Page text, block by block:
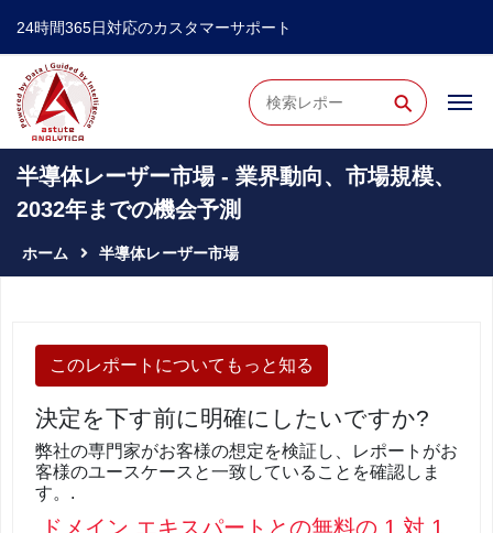
24時間365日対応のカスタマーサポート
⚲
半導体レーザー市場 - 業界動向、市場規模、
2032年までの機会予測
ホーム 半導体レーザー市場
このレポートについてもっと知る
決定を下す前に明確にしたいですか?
弊社の専門家がお客様の想定を検証し、レポートがお
客様のユースケースと一致していることを確認しま
す。.
ドメイン エキスパートとの無料の 1 対 1